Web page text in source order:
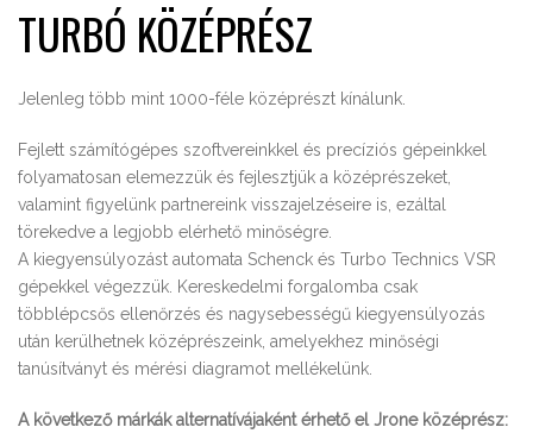
TURBÓ KÖZÉPRÉSZ
Jelenleg több mint 1000-féle középrészt kínálunk.
Fejlett számítógépes szoftvereinkkel és precíziós gépeinkkel
folyamatosan elemezzük és fejlesztjük a középrészeket,
valamint figyelünk partnereink visszajelzéseire is, ezáltal
törekedve a legjobb elérhető minőségre.
A kiegyensúlyozást automata Schenck és Turbo Technics VSR
gépekkel végezzük. Kereskedelmi forgalomba csak
többlépcsős ellenőrzés és nagysebességű kiegyensúlyozás
után kerülhetnek középrészeink, amelyekhez minőségi
tanúsítványt és mérési diagramot mellékelünk.
A következő márkák alternatívájaként érhető el Jrone középrész: